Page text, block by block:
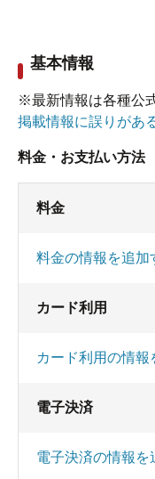
基本情報
※最新情報は各種公
掲載情報に誤りがあ
料金・お支払い方法
料金
料金の情報を追加
カード利用
カード利用の情報
電子決済
電子決済の情報を